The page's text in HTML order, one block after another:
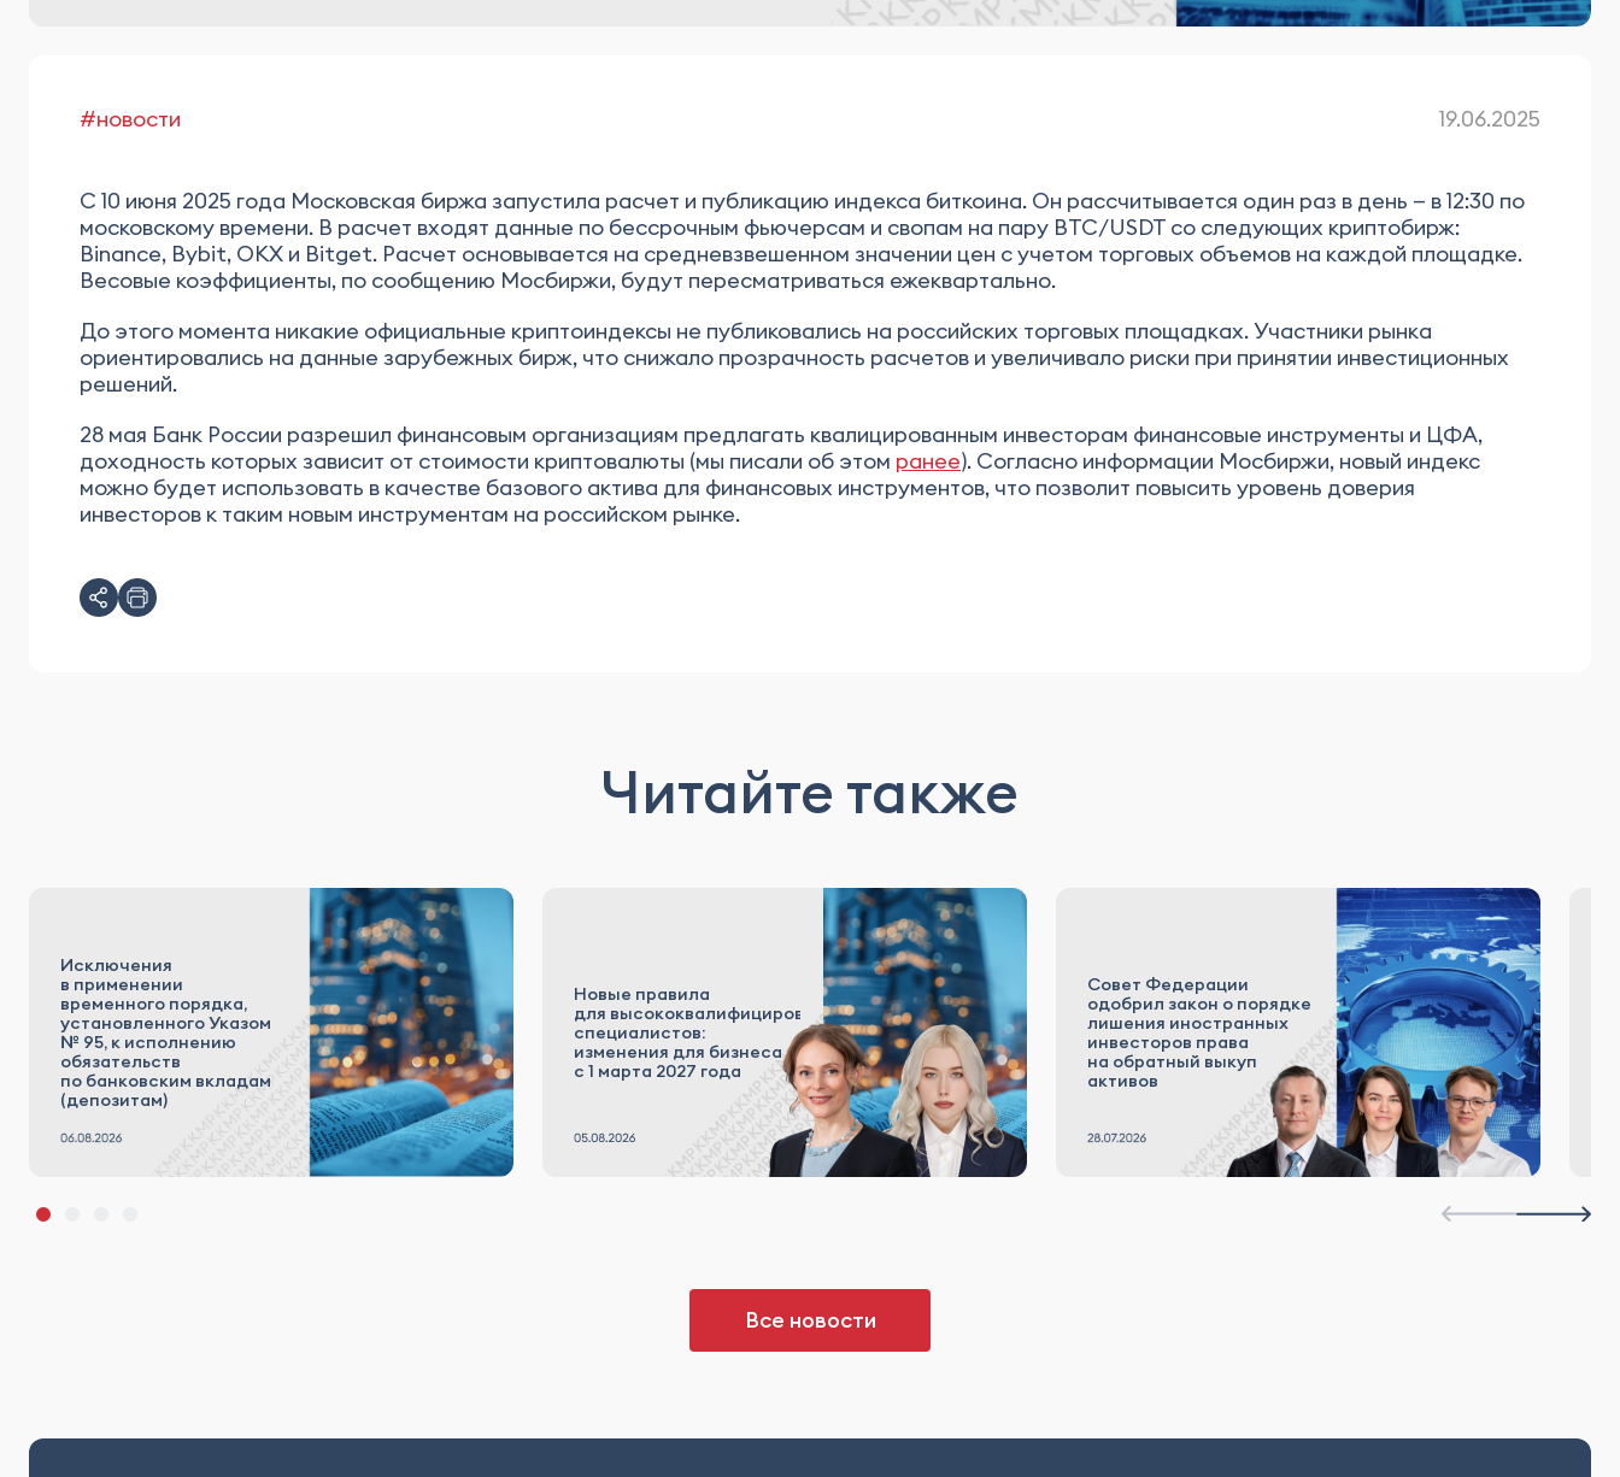
#новости 19.06.2025
С 10 июня 2025 года Московская биржа запустила расчет и публикацию индекса биткоина. Он рассчитывается один раз в день — в 12:30 по
московскому времени. В расчет входят данные по бессрочным фьючерсам и свопам на пару BTC/USDT со следующих криптобирж:
Binance, Bybit, OKX и Bitget. Расчет основывается на средневзвешенном значении цен с учетом торговых объемов на каждой площадке.
Весовые коэффициенты, по сообщению Мосбиржи, будут пересматриваться ежеквартально.
До этого момента никакие официальные криптоиндексы не публиковались на российских торговых площадках. Участники рынка
ориентировались на данные зарубежных бирж, что снижало прозрачность расчетов и увеличивало риски при принятии инвестиционных
решений.
28 мая Банк России разрешил финансовым организациям предлагать квалицированным инвесторам финансовые инструменты и ЦФА,
доходность которых зависит от стоимости криптовалюты (мы писали об этом ранее). Согласно информации Мосбиржи, новый индекс
можно будет использовать в качестве базового актива для финансовых инструментов, что позволит повысить уровень доверия
инвесторов к таким новым инструментам на российском рынке.
Читайте также
Исключения
в применении
временного порядка,
установленного Указом
№ 95, к исполнению
обязательств
по банковским вкладам
(депозитам)
Новые правила
для высококвалифицированных
специалистов:
изменения для бизнеса
с 1 марта 2027 года
Совет Федерации
одобрил закон о порядке
лишения иностранных
инвесторов права
на обратный выкуп
активов
Все новости